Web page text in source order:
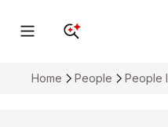
Home People People